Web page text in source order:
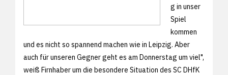
g in unser
Spiel
kommen
und es nicht so spannend machen wie in Leipzig. Aber
auch für unseren Gegner geht es am Donnerstag um viel",
weiß Firnhaber um die besondere Situation des SC DHfK